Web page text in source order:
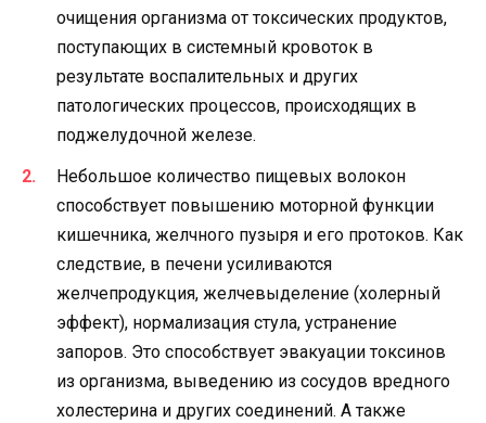
очищения организма от токсических продуктов,
поступающих в системный кровоток в
результате воспалительных и других
патологических процессов, происходящих в
поджелудочной железе.
Небольшое количество пищевых волокон
способствует повышению моторной функции
кишечника, желчного пузыря и его протоков. Как
следствие, в печени усиливаются
желчепродукция, желчевыделение (холерный
эффект), нормализация стула, устранение
запоров. Это способствует эвакуации токсинов
из организма, выведению из сосудов вредного
холестерина и других соединений. А также